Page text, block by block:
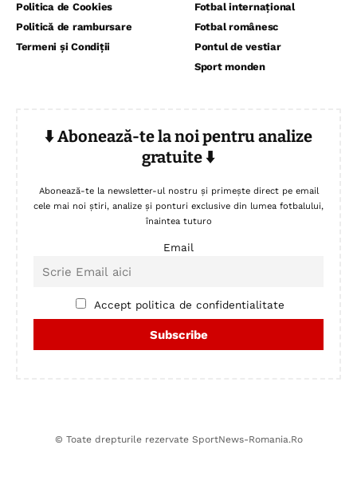
Politica de Cookies
Politică de rambursare
Termeni și Condiții
Fotbal internațional
Fotbal românesc
Pontul de vestiar
Sport monden
⬇️ Abonează-te la noi pentru analize
gratuite ⬇️
Abonează-te la newsletter-ul nostru și primește direct pe email
cele mai noi știri, analize și ponturi exclusive din lumea fotbalului,
înaintea tuturo
Email
Accept politica de confidentialitate
© Toate drepturile rezervate SportNews-Romania.Ro